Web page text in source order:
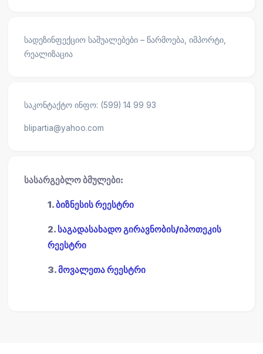
სადეზინფექციო საშუალებები – წარმოება, იმპორტი,
რეალიზაცია
საკონტაქტო ინფო: (599) 14 99 93
blipartia@yahoo.com
სასარგებლო ბმულები:
1.ბიზნესის რეესტრი
2. საგადასახადო გირავნობის/იპოთეკის
რეესტრი
3.მოვალეთა რეესტრი